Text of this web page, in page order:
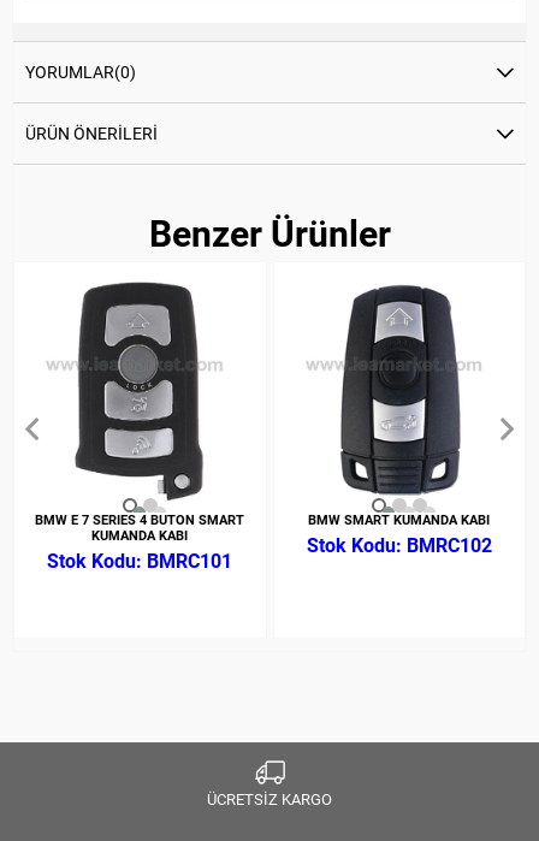
YORUMLAR(0)
ÜRÜN ÖNERILERI
Benzer Ürünler
BMW E 7 SERIES 4 BUTON SMART
KUMANDA KABI
BMRC101
BMW SMART KUMANDA KABI
BMRC102
ÜCRETSİZ KARGO